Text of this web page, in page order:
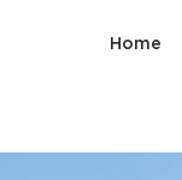
Home